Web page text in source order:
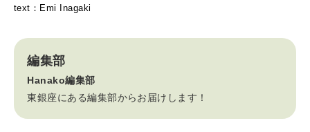
text：Emi Inagaki
編集部
Hanako編集部
東銀座にある編集部からお届けします！